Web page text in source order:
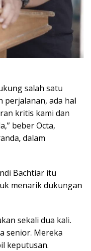
salah satu
perjalanan, ada hal
kritis kami dan
beber Octa,
dalam
Bachtiar itu
menarik dukungan
sekali dua kali.
senior. Mereka
keputusan.